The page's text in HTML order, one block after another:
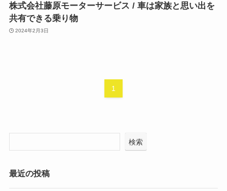
株式会社藤原モーターサービス / 車は家族と思い出を
共有できる乗り物
2024年2月3日
1
検索
最近の投稿